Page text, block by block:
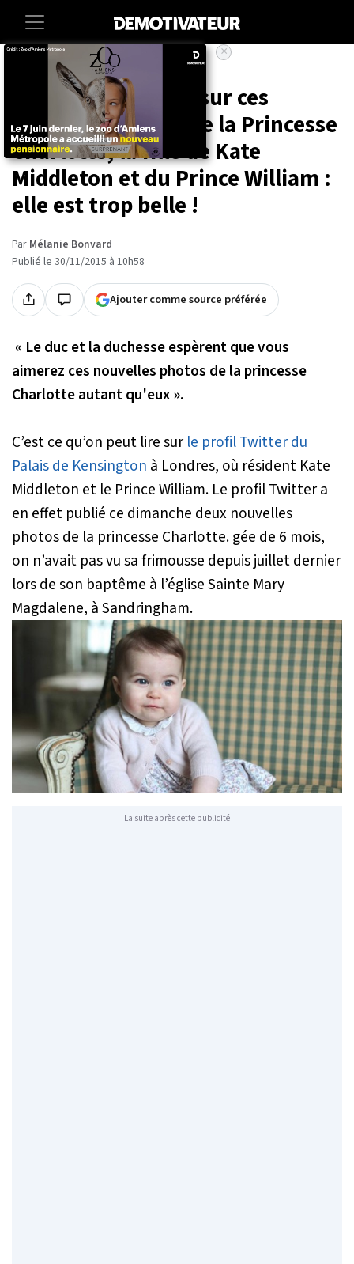
Societe
Vous allez craquer sur ces
nouvelles photos de la Princesse
Charlotte, la fille de Kate
Middleton et du Prince William :
elle est trop belle !
Par Mélanie Bonvard
Publié le 30/11/2015 à 10h58
Ajouter comme source préférée
« Le duc et la duchesse espèrent que vous
aimerez ces nouvelles photos de la princesse
Charlotte autant qu'eux ».
C’est ce qu’on peut lire sur le profil Twitter du
Palais de Kensington à Londres, où résident Kate
Middleton et le Prince William. Le profil Twitter a
en effet publié ce dimanche deux nouvelles
photos de la princesse Charlotte. gée de 6 mois,
on n’avait pas vu sa frimousse depuis juillet dernier
lors de son baptême à l’église Sainte Mary
Magdalene, à Sandringham.
La suite après cette publicité
×